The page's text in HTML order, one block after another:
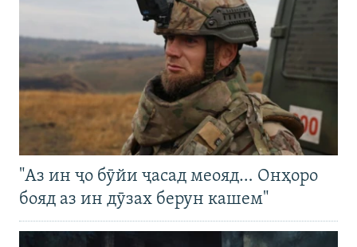
"Аз ин ҷо бӯйи ҷасад меояд… Онҳоро
бояд аз ин дӯзах берун кашем"